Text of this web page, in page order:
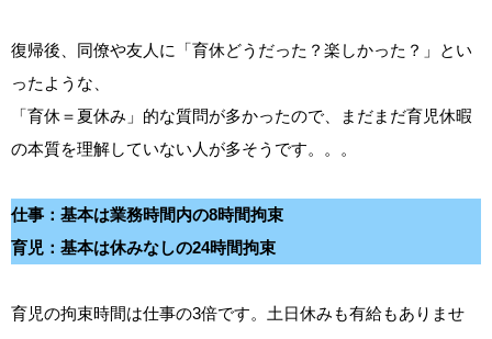
復帰後、同僚や友人に「育休どうだった？楽しかった？」とい
ったような、
「育休＝夏休み」的な質問が多かったので、まだまだ育児休暇
の本質を理解していない人が多そうです。。。
仕事：基本は業務時間内の8時間拘束
育児：基本は休みなしの24時間拘束
育児の拘束時間は仕事の3倍です。土日休みも有給もありませ